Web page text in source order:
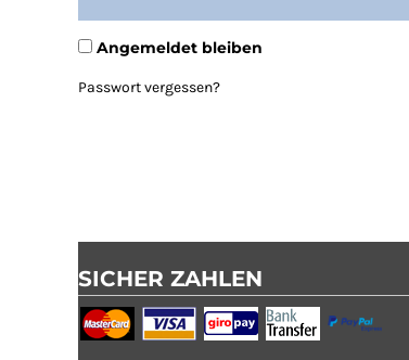
Angemeldet bleiben
Passwort vergessen?
SICHER ZAHLEN